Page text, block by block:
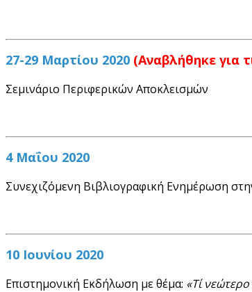
27-29 Μαρτίου 2020 (Αναβλήθηκε για
Σεμινάριο Περιφερικών Αποκλεισμών
4 Μαΐου 2020
Συνεχιζόμενη Βιβλιογραφική Ενημέρωση
10 Ιουνίου 2020
Επιστημονική Εκδήλωση με θέμα: «Τί